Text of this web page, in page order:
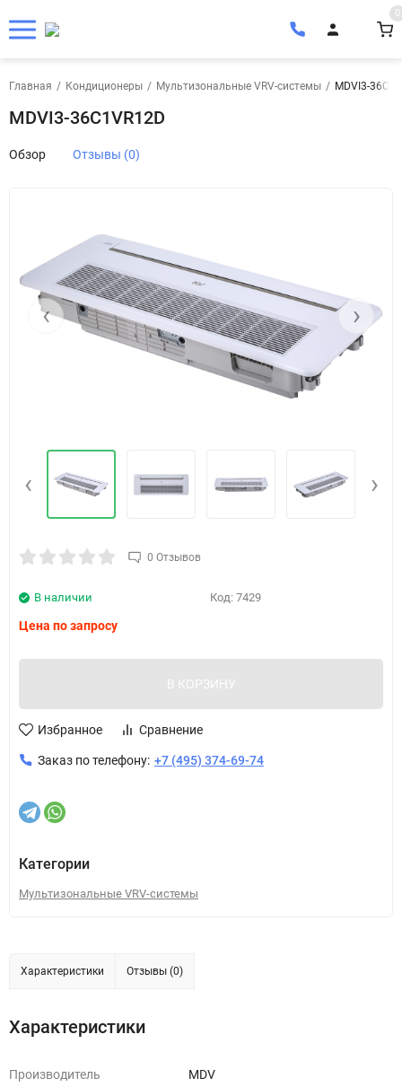
0
Главная / Кондиционеры / Мультизональные VRV-системы / MDVI3-
MDVI3-36C1VR12D
Обзор Отзывы (0)
‹ ›
‹ ›
0 Отзывов
Код: 7429
В наличии
Цена по запросу
В КОРЗИНУ
Избранное Сравнение
Заказ по телефону: +7 (495) 374-69-74
Категории
Мультизональные VRV-системы
Характеристики Отзывы (0)
Характеристики
Производитель MDV